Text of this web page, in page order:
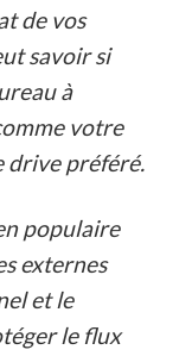
de vos
savoir si
à
votre
drive préféré.
populaire
externes
et le
le flux